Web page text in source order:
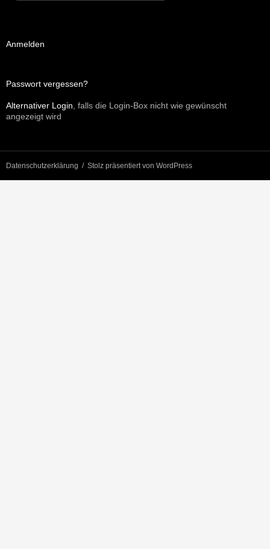
Anmelden
Passwort vergessen?
Alternativer Login , falls die Login-Box nicht wie gewünscht
angezeigt wird
Datenschutzerklärung Stolz präsentiert von WordPress